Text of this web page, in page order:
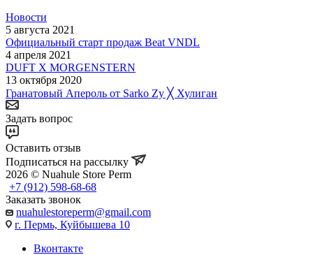
Новости
5 августа 2021
Официальный старт продаж Beat VNDL
4 апреля 2021
DUFT X MORGENSTERN
13 октября 2020
Гранатовый Апероль от Sarko Zy ╳ Хулиган
Задать вопрос
Оставить отзыв
Подписаться на рассылку
2026 © Nuahule Store Perm
+7 (912) 598-68-68
Заказать звонок
nuahulestoreperm@gmail.com
г. Пермь, Куйбышева 10
Вконтакте